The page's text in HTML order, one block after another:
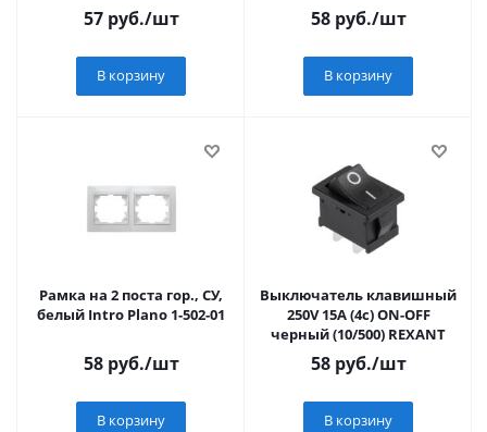
57руб./шт
В корзину
58руб./шт
В корзину
Рамка на 2 поста гор., СУ,
белый Intro Plano 1-502-01
58руб./шт
В корзину
Выключатель клавишный
250V 15А (4с) ON-OFF
черный (10/500) REXANT
58руб./шт
В корзину